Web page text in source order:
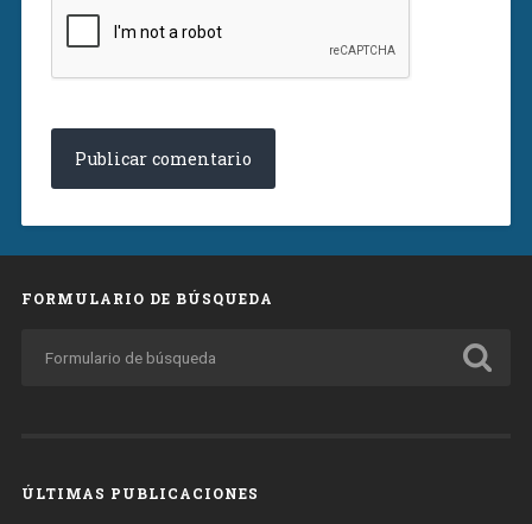
FORMULARIO DE BÚSQUEDA
ÚLTIMAS PUBLICACIONES